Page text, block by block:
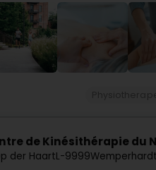
de Kinésithérapie du
der HaartL-9999